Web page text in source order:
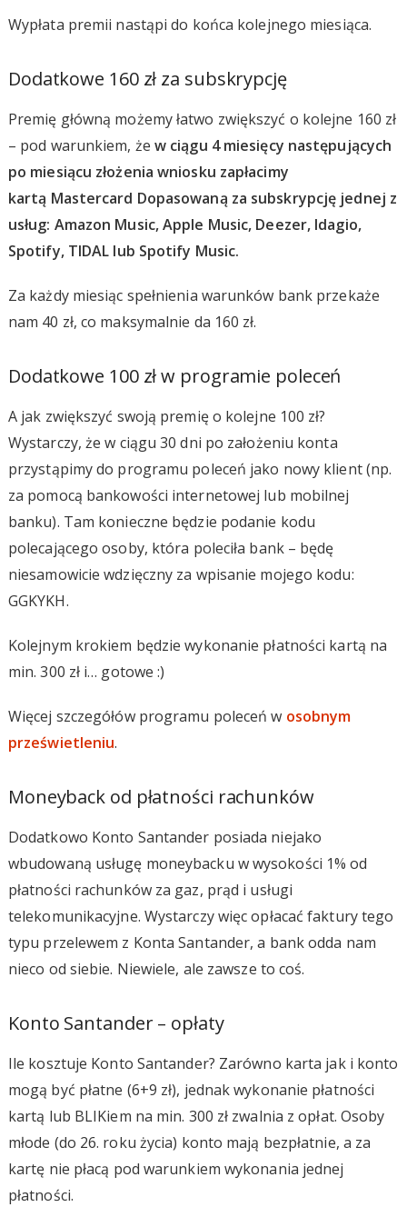
Wypłata premii nastąpi do końca kolejnego miesiąca.
Dodatkowe 160 zł za subskrypcję
Premię główną możemy łatwo zwiększyć o kolejne 160 zł
– pod warunkiem, że w ciągu 4 miesięcy następujących
po miesiącu złożenia wniosku zapłacimy
kartą Mastercard Dopasowaną za subskrypcję jednej z
usług: Amazon Music, Apple Music, Deezer, Idagio,
Spotify, TIDAL lub Spotify Music.
Za każdy miesiąc spełnienia warunków bank przekaże
nam 40 zł, co maksymalnie da 160 zł.
Dodatkowe 100 zł w programie poleceń
A jak zwiększyć swoją premię o kolejne 100 zł?
Wystarczy, że w ciągu 30 dni po założeniu konta
przystąpimy do programu poleceń jako nowy klient (np.
za pomocą bankowości internetowej lub mobilnej
banku). Tam konieczne będzie podanie kodu
polecającego osoby, która poleciła bank – będę
niesamowicie wdzięczny za wpisanie mojego kodu:
GGKYKH.
Kolejnym krokiem będzie wykonanie płatności kartą na
min. 300 zł i… gotowe :)
Więcej szczegółów programu poleceń w osobnym
prześwietleniu.
Moneyback od płatności rachunków
Dodatkowo Konto Santander posiada niejako
wbudowaną usługę moneybacku w wysokości 1% od
płatności rachunków za gaz, prąd i usługi
telekomunikacyjne. Wystarczy więc opłacać faktury tego
typu przelewem z Konta Santander, a bank odda nam
nieco od siebie. Niewiele, ale zawsze to coś.
Konto Santander – opłaty
Ile kosztuje Konto Santander? Zarówno karta jak i konto
mogą być płatne (6+9 zł), jednak wykonanie płatności
kartą lub BLIKiem na min. 300 zł zwalnia z opłat. Osoby
młode (do 26. roku życia) konto mają bezpłatnie, a za
kartę nie płacą pod warunkiem wykonania jednej
płatności.